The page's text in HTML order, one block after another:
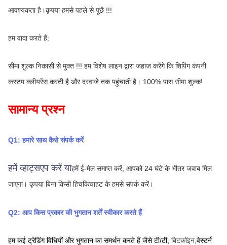
आवश्यकता है।कृपया हमसे पहले से पूछें !!!
हम वादा करते हैं:
सीमा शुल्क निकासी से मुक्त !!! हम विशेष लाइन द्वारा जहाज करेंगे कि शिपिंग कंपनी
कस्टम क्लीयरेंस करती है और दरवाजे तक पहुंचाती है। 100% पास सीमा शुल्क!
सामान्य प्रश्न
Q1: हमारे साथ कैसे संपर्क करें
हमें व्हाट्सएप करें याहमें ई-मेल समाप्त करें, आपको 24 घंटे के भीतर जवाब मिल
जाएगा। कृपया बिना किसी हिचकिचाहट के हमसे संपर्क करें।
Q2: आप किस प्रकार की भुगतान शर्तें स्वीकार करते हैं
हम कई ट्रेडिंग विधियों और भुगतान का समर्थन करते हैं जैसे टी/टी, बिटकॉइन, वेस्टर्न